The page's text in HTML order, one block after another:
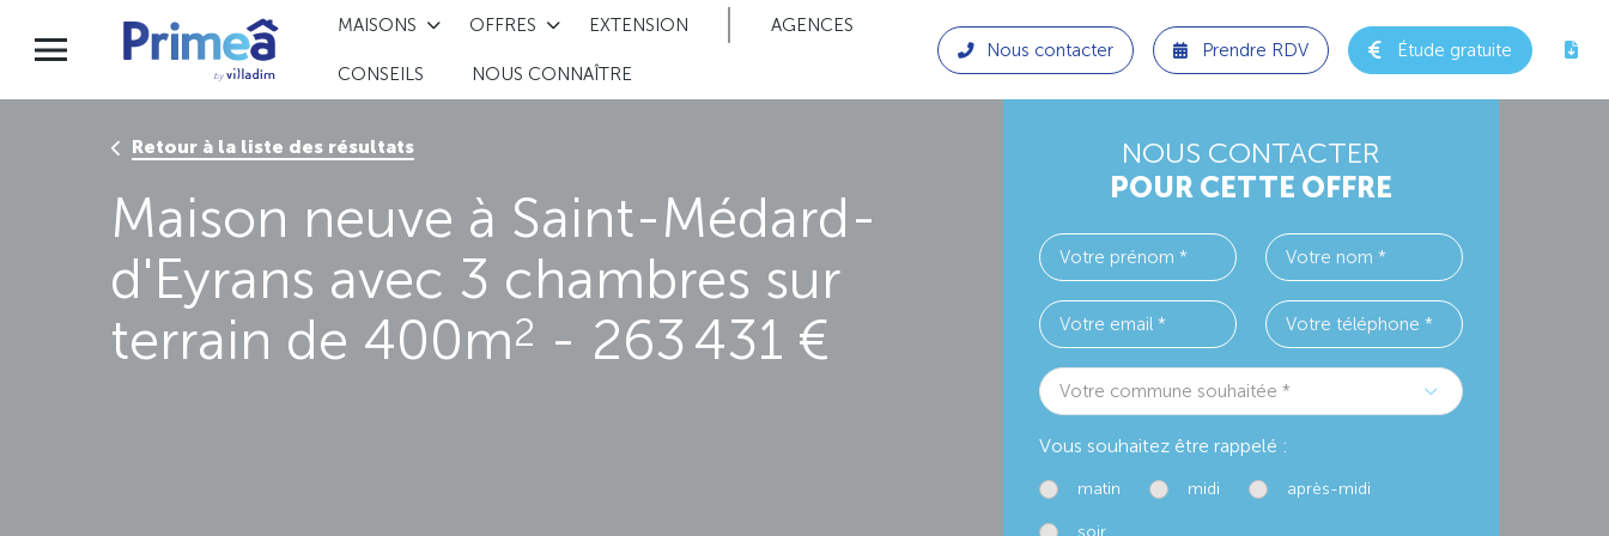
MAISONS OFFRES EXTENSION AGENCES
CONSEILS NOUS CONNAÎTRE
Nous contacter Prendre RDV Étude gratuite
Retour à la liste des résultats
Maison neuve à Saint-Médard-
d'Eyrans avec 3 chambres sur
terrain de 400m2 - 263 431 €
NOUS CONTACTER
POUR CETTE OFFRE
Votre commune souhaitée *
Vous souhaitez être rappelé :
matin midi après-midi